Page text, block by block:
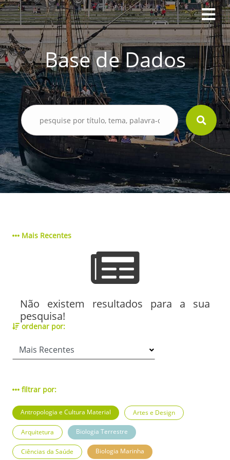
Base de Dados
Mais Recentes
Não existem resultados para a sua
pesquisa!
ordenar por:
filtrar por:
Antropologia e Cultura Material Artes e Design
Arquitetura Biologia Terrestre
Ciências da Saúde Biologia Marinha